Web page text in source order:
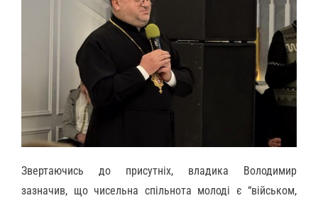
Звертаючись до присутніх, владика Володимир
зазначив, що чисельна спільнота молоді є “військом,